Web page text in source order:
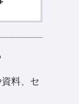
料、セ